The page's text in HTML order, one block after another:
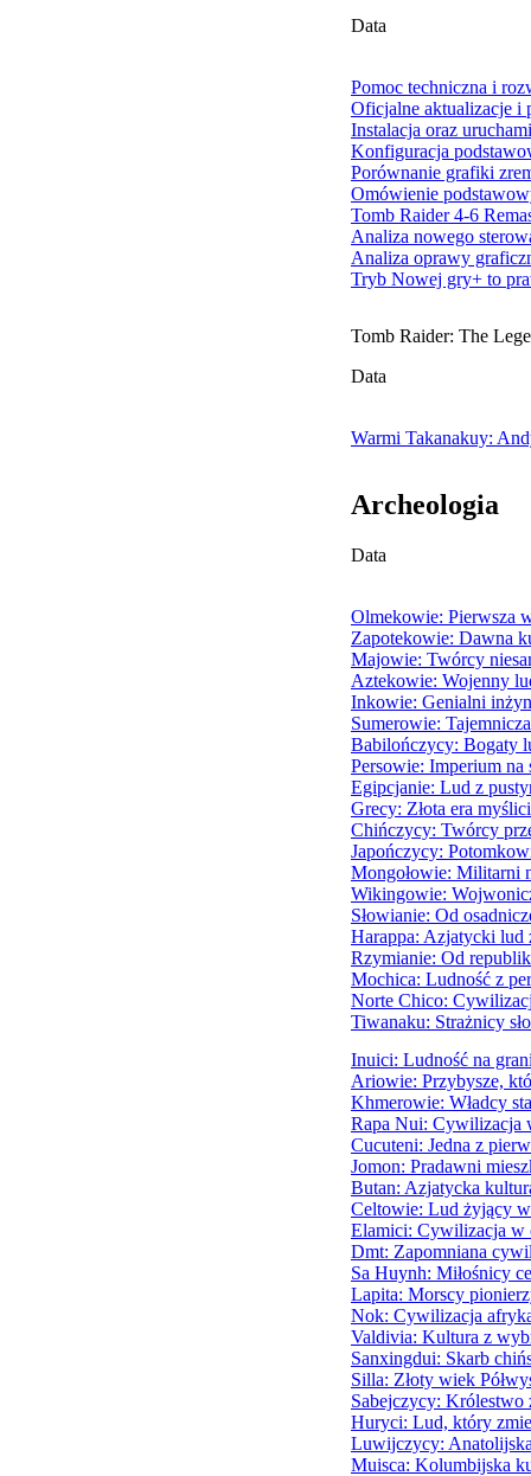
Data
Pomoc techniczna i
Oficjalne aktualizacje i
Instalacja oraz
Konfiguracja
Porównanie grafiki
Omówienie
Tomb Raider 4-6
Analiza nowego
Analiza oprawy
Tryb Nowej gry+ to
Tomb Raider: The
Data
Warmi Takanakuy:
Archeologia
Data
Olmekowie: Pierwsza
Zapotekowie: Dawna
Majowie: Twórcy
Aztekowie: Wojenny
Inkowie: Genialni
Sumerowie:
Babilończycy: Bogaty
Persowie: Imperium
Egipcjanie: Lud z
Grecy: Złota era
Chińczycy: Twórcy
Japończycy:
Mongołowie: Militarni
Wikingowie:
Słowianie: Od
Harappa: Azjatycki lud
Rzymianie: Od
Mochica: Ludność z
Norte Chico:
Tiwanaku: Strażnicy
Inuici: Ludność na
Ariowie: Przybysze,
Khmerowie: Władcy
Rapa Nui: Cywilizacja
Cucuteni: Jedna z
Jomon: Pradawni
Butan: Azjatycka
Celtowie: Lud żyjący
Elamici: Cywilizacja w
Dmt: Zapomniana
Sa Huynh: Miłośnicy
Lapita: Morscy
Nok: Cywilizacja
Valdivia: Kultura z
Sanxingdui: Skarb
Silla: Złoty wiek
Sabejczycy: Królestwo
Huryci: Lud, który
Luwijczycy:
Muisca: Kolumbijska